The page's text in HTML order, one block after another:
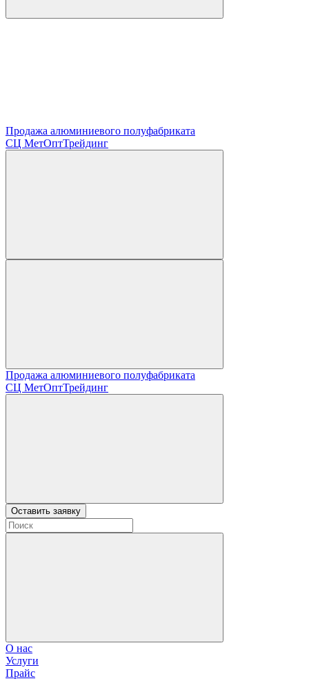
Продажа алюминиевого полуфабриката
СЦ МетОптТрейдинг
Продажа алюминиевого полуфабриката
СЦ МетОптТрейдинг
Оставить заявку
О нас
Услуги
Прайс